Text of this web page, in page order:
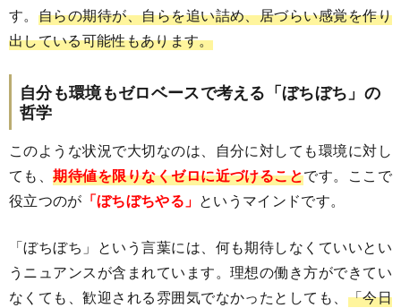
す。 自らの期待が、自らを追い詰め、居づらい感覚を作り
出している可能性もあります。
自分も環境もゼロベースで考える「ぼちぼち」の
哲学
このような状況で大切なのは、自分に対しても環境に対し
ても、期待値を限りなくゼロに近づけることです。ここで
役立つのが 「ぼちぼちやる」 というマインドです。
「ぼちぼち」という言葉には、何も期待しなくていいとい
うニュアンスが含まれています。理想の働き方ができてい
なくても、歓迎される雰囲気でなかったとしても、 「今日